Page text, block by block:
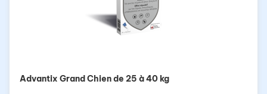
Advantix Grand Chien de 25 à 40 kg